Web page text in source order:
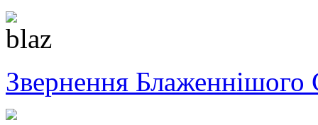
Звернення Блаженнішого